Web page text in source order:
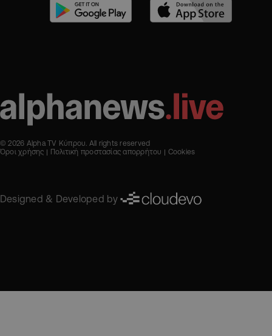
© 2026 Alpha TV Κύπρου. All rights reserved
Όροι χρήσης
Πολιτική προστασίας απορρήτου Cookies
Designed & Developed by